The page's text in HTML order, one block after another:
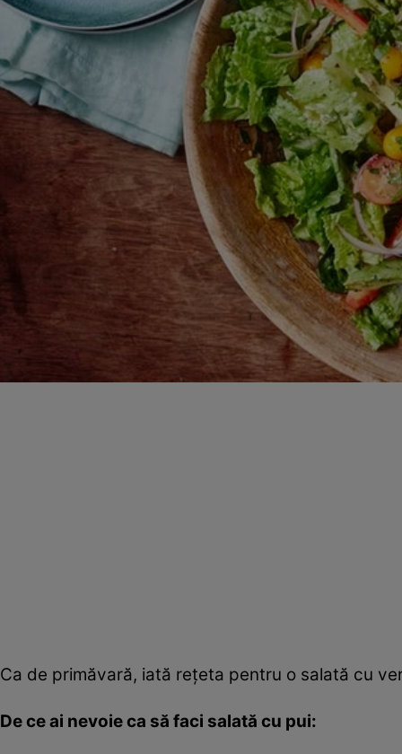
Ca de primăvară, iată reţeta pentru o salată cu
De ce ai nevoie ca să faci salată cu pui: